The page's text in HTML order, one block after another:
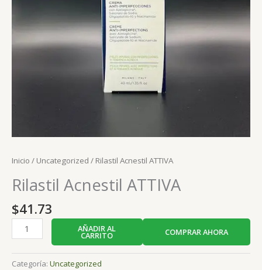
Inicio / Uncategorized / Rilastil Acnestil ATTIVA
Rilastil Acnestil ATTIVA
$41.73
AÑADIR AL
CARRITO COMPRAR AHORA
Categoría: Uncategorized